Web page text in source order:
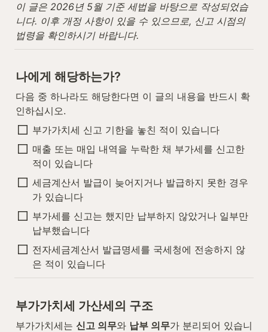
이 글은 2026년 5월 기준 세법을 바탕으로 작성되었습
니다. 이후 개정 사항이 있을 수 있으므로, 신고 시점의
법령을 확인하시기 바랍니다.
나에게 해당하는가?
다음 중 하나라도 해당한다면 이 글의 내용을 반드시 확
인하십시오.
부가가치세 신고 기한을 놓친 적이 있습니다
매출 또는 매입 내역을 누락한 채 부가세를 신고한
적이 있습니다
세금계산서 발급이 늦어지거나 발급하지 못한 경우
가 있습니다
부가세를 신고는 했지만 납부하지 않았거나 일부만
납부했습니다
전자세금계산서 발급명세를 국세청에 전송하지 않
은 적이 있습니다
부가가치세 가산세의 구조
부가가치세는 신고 의무와 납부 의무가 분리되어 있습니